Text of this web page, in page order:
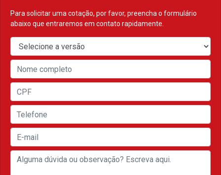
Para solicitar uma cotação, por favor, preencha o formulário
abaixo que entraremos em contato rapidamente.